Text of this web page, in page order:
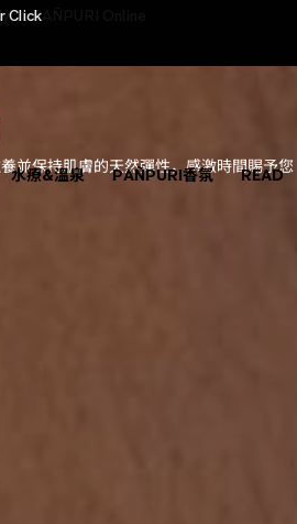
Click
水療&溫泉 PAÑPURI香氛 READ
並保持肌膚的天然彈性，感激時間賜予您